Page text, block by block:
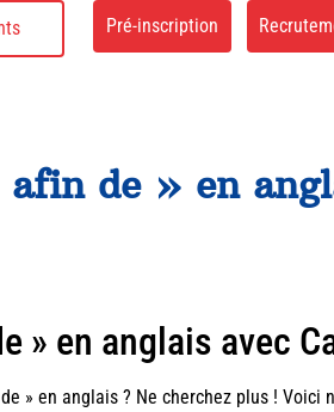
Pré-inscription
de » en
» en anglais avec
» en anglais ? Ne cherchez plus ! Voici